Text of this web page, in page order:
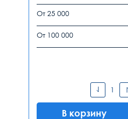
От 25 000
От 100 000
В корзину